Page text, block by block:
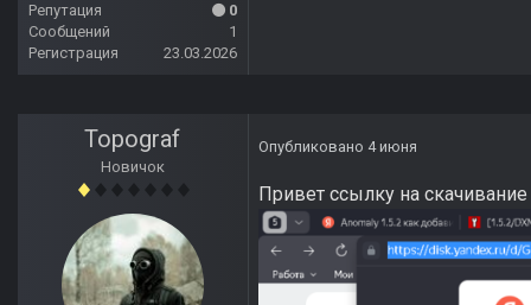
Репутация
0
Сообщений
1
Регистрация
23.03.2026
Topograf
Новичок
Опубликовано 4 июня
Привет ссылку на